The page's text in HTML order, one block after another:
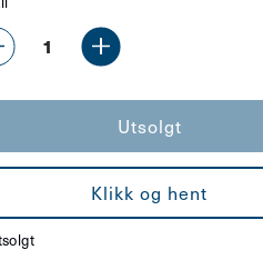
Øk
antallet
for
Lubenham
3-
Utsolgt
Klikk og hent